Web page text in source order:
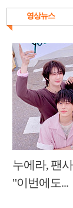
영상뉴스
누에라, 팬
"이번에도...